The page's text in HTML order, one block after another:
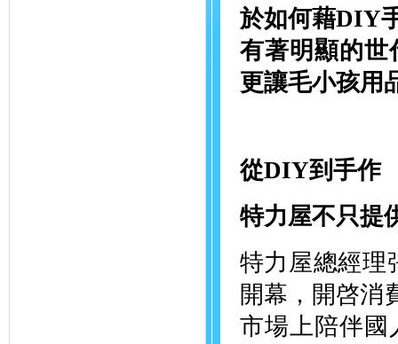
於如何藉DIY
有著明顯的世
更讓毛小孩用
從DIY到手作
特力屋不只提
特力屋總經理
開幕，開啓消
市場上陪伴國